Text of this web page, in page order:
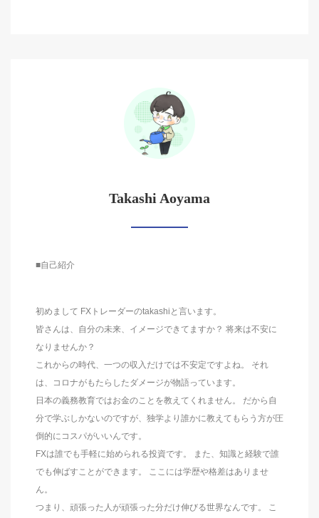
Takashi Aoyama
■自己紹介
初めまして FXトレーダーのtakashiと言います。
皆さんは、自分の未来、イメージできてますか？ 将来は不安に
なりませんか？
これからの時代、一つの収入だけでは不安定ですよね。 それ
は、コロナがもたらしたダメージが物語っています。
日本の義務教育ではお金のことを教えてくれません。 だから自
分で学ぶしかないのですが、独学より誰かに教えてもらう方が圧
倒的にコスパがいいんです。
FXは誰でも手軽に始められる投資です。 また、知識と経験で誰
でも伸ばすことができます。 ここには学歴や格差はありませ
ん。
つまり、頑張った人が頑張った分だけ伸びる世界なんです。 こ